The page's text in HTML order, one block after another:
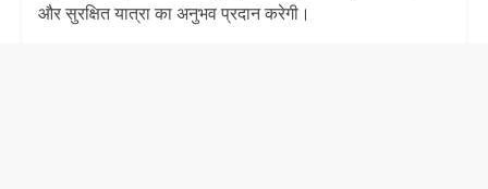
और सुरक्षित यात्रा का अनुभव प्रदान करेगी।